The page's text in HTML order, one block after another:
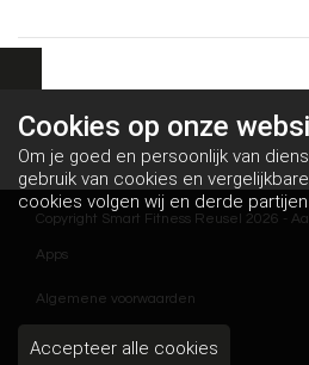
Copyright Smart Fitness Reusel 2026 -
Apps
Algemene voorwaarden
Disclaimer
Cookies op onze
Om je goed en persoonlijk van
gebruik van cookies en
cookies volgen wij en derde
website. Hiermee tonen wij
en dit maakt het voor jou mogelijk
Accepteer alle cookies